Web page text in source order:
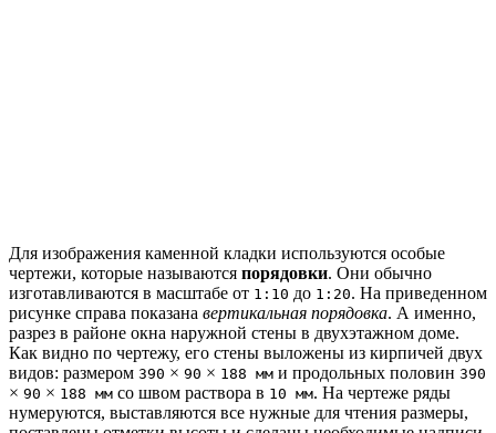
Для изображения каменной кладки используются особые
чертежи, которые называются порядовки. Они обычно
изготавливаются в масштабе от 1:10 до 1:20. На приведенном
рисунке справа показана вертикальная порядовка. А именно,
разрез в районе окна наружной стены в двухэтажном доме.
Как видно по чертежу, его стены выложены из кирпичей двух
видов: размером 390 × 90 × 188 мм и продольных половин 390
× 90 × 188 мм со швом раствора в 10 мм. На чертеже ряды
нумеруются, выставляются все нужные для чтения размеры,